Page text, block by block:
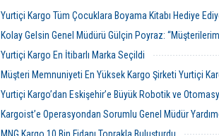
294 adet Fiat
dahil eden Kolay
genelindeki
Yurtiçi Kargo Tüm Çocuklara Boyama Kitabı Hediye
Kolay Gelsin Genel Müdürü Gülçin Poyraz:
Yurtiçi Kargo En İtibarlı Marka Seçildi
Müşteri Memnuniyeti En Yüksek Kargo Şirketi Yurtiçi
Yurtiçi Kargo’dan Eskişehir’e Büyük Robotik ve
Kargoist’e Operasyondan Sorumlu Genel Müdür